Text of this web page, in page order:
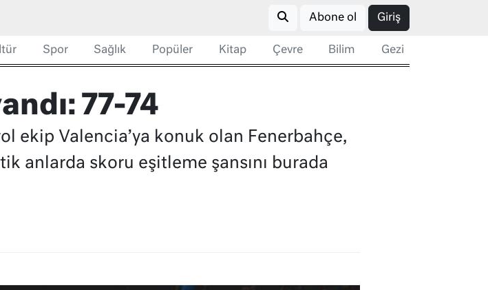
Abone ol Giriş
Spor Sağlık Popüler Kitap Çevre Bilim Gezi
77-74
ekip Valencia’ya konuk olan Fenerbahçe,
anlarda skoru eşitleme şansını burada